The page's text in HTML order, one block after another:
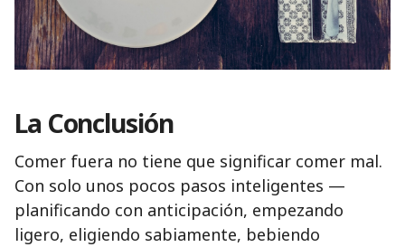
La Conclusión
Comer fuera no tiene que significar comer mal.
Con solo unos pocos pasos inteligentes —
planificando con anticipación, empezando
ligero, eligiendo sabiamente, bebiendo